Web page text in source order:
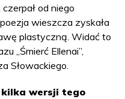
od niego
wieszcza zyskała
plastyczną. Widać to
„Śmierć Ellenai”,
Słowackiego.
kilka wersji tego